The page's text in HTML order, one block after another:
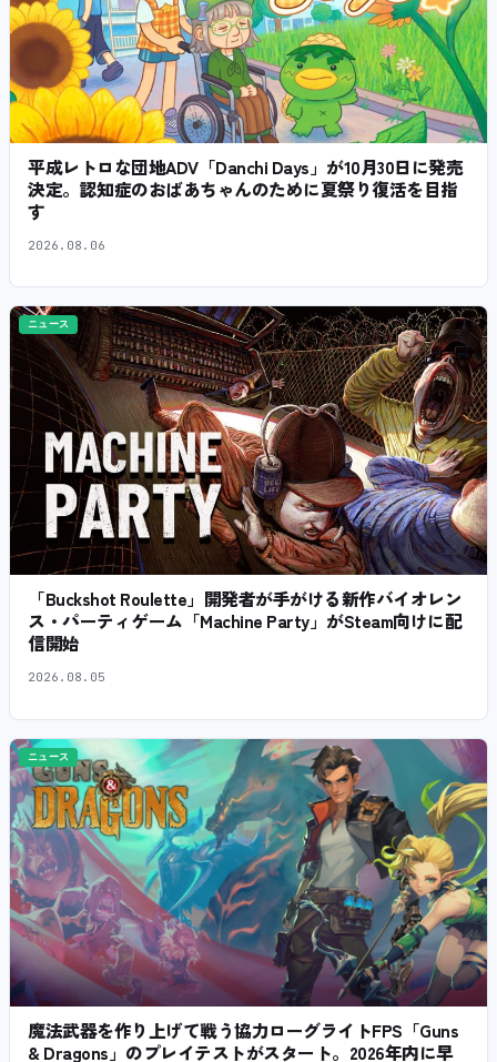
平成レトロな団地ADV「Danchi Days」が10月30日に発売
決定。認知症のおばあちゃんのために夏祭り復活を目指
す
2026.08.06
ニュース
「Buckshot Roulette」開発者が手がける新作バイオレン
ス・パーティゲーム「Machine Party」がSteam向けに配
信開始
2026.08.05
ニュース
魔法武器を作り上げて戦う協力ローグライトFPS「Guns
& Dragons」のプレイテストがスタート。2026年内に早